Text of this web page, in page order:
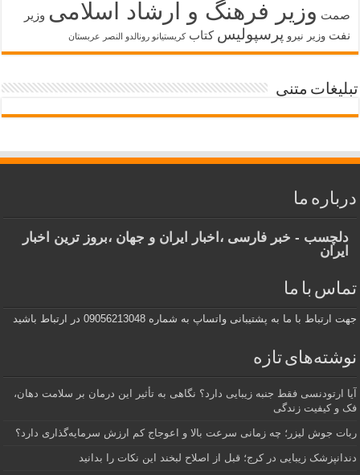
صمت وزیر فرهنگ و ارشاد اسلامی وزیر
نفت وزیر نیرو پرسپولیس کتاب کریستیانو رونالدو النصر عربستان
تبلیغات متنی
درباره ما
دلچسب - خبر فارسی ،اخبار ایران و جهان ،بروز ترین اخبار
ایران
تماس با ما
جهت ارتباط با ما به پشتیبانی واتساپ به شماره 09056213048 در ارتباط باشید
نوشته‌های تازه
آیا ارتودنسی فقط جنبه زیبایی دارد؟ نگاهی به تأثیر این درمان بر سلامت دهان،
فک و کیفیت زندگی
ربات جوش لیزر؛ چه زمانی سرعت بالا و اعوجاج کم ارزش سرمایه‌گذاری دارد؟
دندانپزشک زیبایی در کرج؛ قبل از اصلاح لبخند این نکات را بدانید